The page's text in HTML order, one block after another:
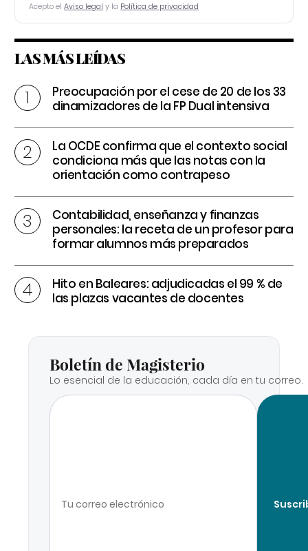
Acepto el Aviso legal y la Política de privacidad
LAS MÁS LEÍDAS
Preocupación por el cese de 20 de los 33
dinamizadores de la FP Dual intensiva
La OCDE confirma que el contexto social
condiciona más que las notas con la
orientación como contrapeso
Contabilidad, enseñanza y finanzas
personales: la receta de un profesor para
formar alumnos más preparados
Hito en Baleares: adjudicadas el 99 % de
las plazas vacantes de docentes
Boletín de Magisterio
Lo esencial de la educación, cada día en tu correo.